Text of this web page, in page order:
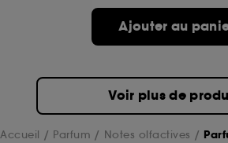
Ajouter au
Voir plus de
Accueil Parfum Notes olfactives
prolongée vous permettant
compte lors de votre prochaine
sans saisir à nouveau votre
pouvez personnaliser vos choix